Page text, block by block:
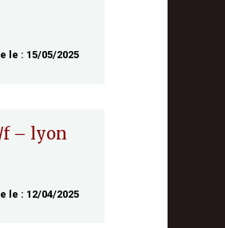
le : 15/05/2025
f – lyon
le : 12/04/2025